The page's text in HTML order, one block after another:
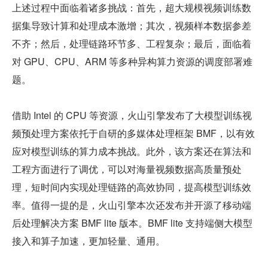
上述过程中面临着诸多挑战：首先，超大规模视频训练数
据集导致计算和处理成本激增；其次，视频样本数据参差
不齐；然后，处理链路环节多、工程复杂；最后，面临着
对 GPU、CPU、ARM 等多种异构算力资源的调度部署难
题。
借助 Intel 的 CPU 等资源，火山引擎发布了大模型训练视
频预处理方案依托于自研的多媒体处理框架 BMF，以有效
应对模型训练的算力成本挑战。此外，该方案还在算法和
工程方面进行了调优，可以对海量视频数据高质量预处
理，短时间内实现处理链路的高效协同，提高模型训练效
率。值得一提的是，火山引擎本次还发布并开源了移动端
后处理解决方案 BMF lite 版本。BMF lite 支持端侧大模型
接入和算子加速，更加轻量、通用。